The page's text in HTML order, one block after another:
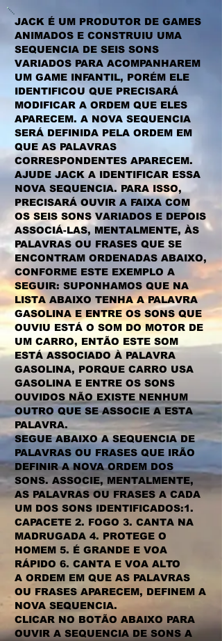
JACK É UM PRODUTOR DE GAMES
ANIMADOS E CONSTRUIU UMA
SEQUENCIA DE SEIS SONS
VARIADOS PARA ACOMPANHAREM
UM GAME INFANTIL, PORÉM ELE
IDENTIFICOU QUE PRECISARÁ
MODIFICAR A ORDEM QUE ELES
APARECEM. A NOVA SEQUENCIA
SERÁ DEFINIDA PELA ORDEM EM
QUE AS PALAVRAS
CORRESPONDENTES APARECEM.
AJUDE JACK A IDENTIFICAR ESSA
NOVA SEQUENCIA. PARA ISSO,
PRECISARÁ OUVIR A FAIXA COM
OS SEIS SONS VARIADOS E DEPOIS
ASSOCIÁ-LAS, MENTALMENTE, ÀS
PALAVRAS OU FRASES QUE SE
ENCONTRAM ORDENADAS ABAIXO,
CONFORME ESTE EXEMPLO A
SEGUIR: SUPONHAMOS QUE NA
LISTA ABAIXO TENHA A PALAVRA
GASOLINA E ENTRE OS SONS QUE
OUVIU ESTÁ O SOM DO MOTOR DE
UM CARRO, ENTÃO ESTE SOM
ESTÁ ASSOCIADO À PALAVRA
GASOLINA, PORQUE CARRO USA
GASOLINA E ENTRE OS SONS
OUVIDOS NÃO EXISTE NENHUM
OUTRO QUE SE ASSOCIE A ESTA
PALAVRA.
SEGUE ABAIXO A SEQUENCIA DE
PALAVRAS OU FRASES QUE IRÃO
DEFINIR A NOVA ORDEM DOS
SONS. ASSOCIE, MENTALMENTE,
AS PALAVRAS OU FRASES A CADA
UM DOS SONS IDENTIFICADOS:1.
CAPACETE 2. FOGO 3. CANTA NA
MADRUGADA 4. PROTEGE O
HOMEM 5. É GRANDE E VOA
RÁPIDO 6. CANTA E VOA ALTO
A ORDEM EM QUE AS PALAVRAS
OU FRASES APARECEM, DEFINEM A
NOVA SEQUENCIA.
CLICAR NO BOTÃO ABAIXO PARA
OUVIR A SEQUENCIA DE SONS A